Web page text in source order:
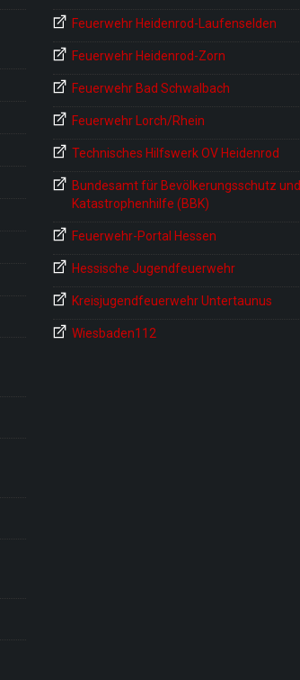
Feuerwehr Heidenrod-Laufenselden
Feuerwehr Heidenrod-Zorn
Feuerwehr Bad Schwalbach
Feuerwehr Lorch/Rhein
Technisches Hilfswerk OV Heidenrod
Bundesamt für Bevölkerungsschutz und
Katastrophenhilfe (BBK)
Feuerwehr-Portal Hessen
Hessische Jugendfeuerwehr
Kreisjugendfeuerwehr Untertaunus
Wiesbaden112